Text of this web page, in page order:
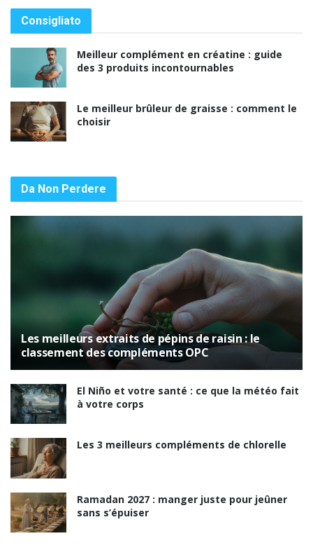
Consigliato
Meilleur complément en créatine : guide
des 3 produits incontournables
Le meilleur brûleur de graisse : comment le
choisir
Da Non Perdere
Les meilleurs extraits de pépins de raisin : le
classement des compléments OPC
El Niño et votre santé : ce que la météo fait
à votre corps
Les 3 meilleurs compléments de chlorelle
Ramadan 2027 : manger juste pour jeûner
sans s’épuiser